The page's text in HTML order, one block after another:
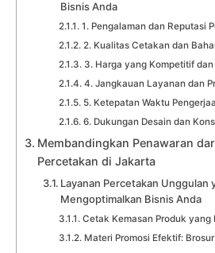
Bisnis Anda
1. Pengalaman dan Reputasi
2. Kualitas Cetakan dan
3. Harga yang Kompetitif
4. Jangkauan Layanan dan
5. Ketepatan Waktu
6. Dukungan Desain dan
Membandingkan Penawaran
Percetakan di Jakarta
Layanan Percetakan Unggulan
Mengoptimalkan Bisnis Anda
Cetak Kemasan Produk yang
Materi Promosi Efektif: